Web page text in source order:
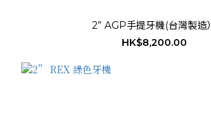
2” AGP手提牙機(台灣製造）
HK$8,200.00